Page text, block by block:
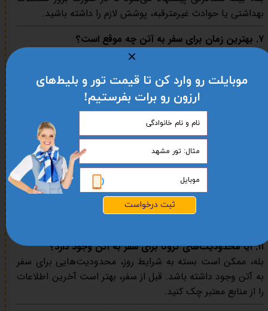
بهداشتی یا حوادث غیرمترقبه، پوشش لازم را داشته باشید.
۷. بهترین زمان برای سفر به آتن چه موقع است؟
بهترین زمان برای سفر به آتن
فصل بهار (مارس تا مه)
پاییز
یورو (EUR)
است.
بله، در بیشتر فروشگاه‌ها و رستوران‌های آتن، کارت‌های اعتباری
معتبر پذیرفته می‌شوند.
بله، شما می‌توانید بلیط هواپیما به آتن را از طریق
۱۱. آیا محدودیت‌های کرونا برای سفر به آتن وجود دارد؟
بله، ممکن است بسته به شرایط روز، محدودیت‌هایی برای سفر
به آتن وجود داشته باشد. قبل از سفر، بهتر است آخرین اطلاعات
را از منابع معتبر چک کنید.
ثبت درخواست
موبایلت رو وارد کن تا قیمت تور و بلیط‌های
ارزون رو برات بفرستیم!